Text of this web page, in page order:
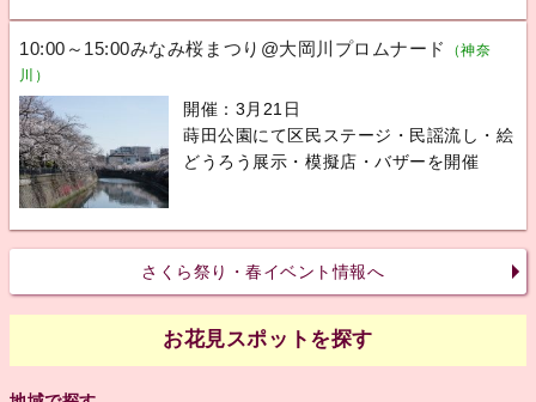
10:00～15:00みなみ桜まつり@大岡川プロムナード
（神奈
川）
開催：3月21日
蒔田公園にて区民ステージ・民謡流し・絵
どうろう展示・模擬店・バザーを開催
さくら祭り・春イベント情報へ
お花見スポットを探す